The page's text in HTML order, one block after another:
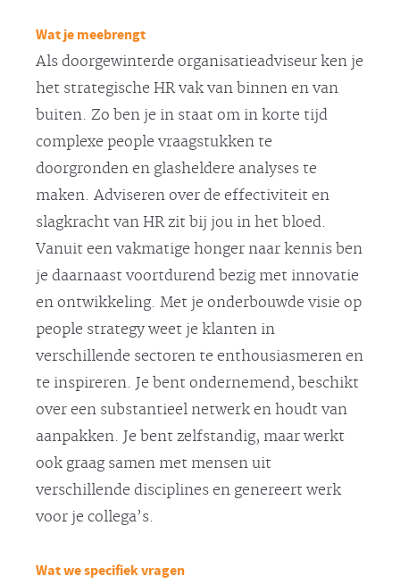
Wat je meebrengt
Als doorgewinterde organisatieadviseur ken je
het strategische HR vak van binnen en van
buiten. Zo ben je in staat om in korte tijd
complexe people vraagstukken te
doorgronden en glasheldere analyses te
maken. Adviseren over de effectiviteit en
slagkracht van HR zit bij jou in het bloed.
Vanuit een vakmatige honger naar kennis ben
je daarnaast voortdurend bezig met innovatie
en ontwikkeling. Met je onderbouwde visie op
people strategy weet je klanten in
verschillende sectoren te enthousiasmeren en
te inspireren. Je bent ondernemend, beschikt
over een substantieel netwerk en houdt van
aanpakken. Je bent zelfstandig, maar werkt
ook graag samen met mensen uit
verschillende disciplines en genereert werk
voor je collega’s.
Wat we specifiek vragen